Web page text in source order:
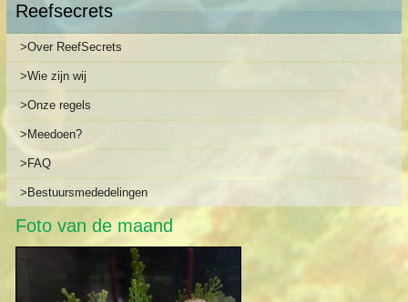
Reefsecrets
>Over ReefSecrets
>Wie zijn wij
>Onze regels
>Meedoen?
>FAQ
>Bestuursmededelingen
Foto van de maand